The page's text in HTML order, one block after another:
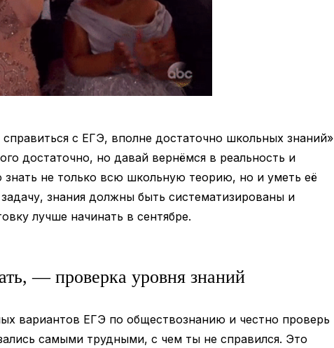
с ЕГЭ, вполне достаточно школьных знаний»
достаточно, но давай вернёмся в реальность и
не только всю школьную теорию, но и уметь её
знания должны быть систематизированы и
лучше начинать в сентябре.
— проверка уровня знаний
вариантов ЕГЭ по обществознанию и честно проверь
самыми трудными, с чем ты не справился. Это